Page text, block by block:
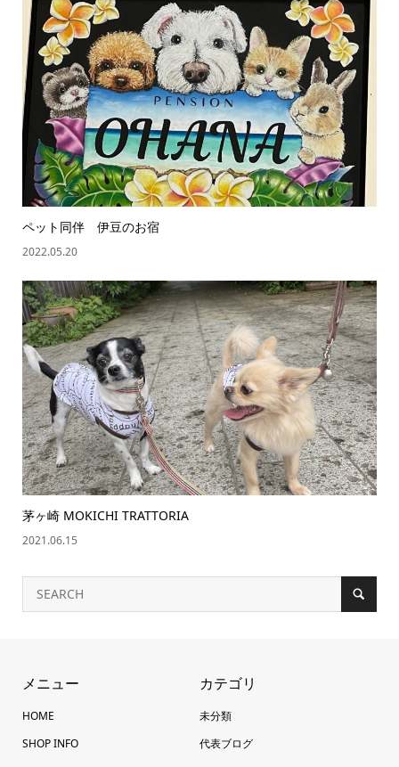
ペット同伴 伊豆のお宿
2022.05.20
茅ヶ崎 MOKICHI TRATTORIA
2021.06.15
メニュー
HOME
SHOP INFO
カテゴリ
未分類
代表ブログ